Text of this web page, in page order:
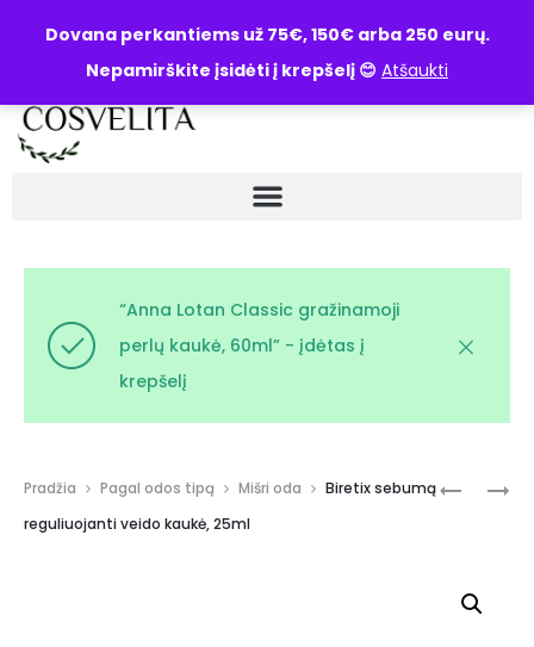
Dovana perkantiems už 75€, 150€ arba 250 eurų.
Nepamirškite įsidėti į krepšelį 😊 Atšaukti
UŽKLAUSA
“Anna Lotan Classic gražinamoji
perlų kaukė, 60ml” - įdėtas į
krepšelį
Pradžia Pagal odos tipą Mišri oda
Biretix sebumą
reguliuojanti veido kaukė, 25ml